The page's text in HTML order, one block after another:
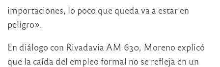
importaciones, lo poco que queda va a estar en
peligro».
En diálogo con Rivadavia AM 630, Moreno explicó
que la caída del empleo formal no se refleja en un